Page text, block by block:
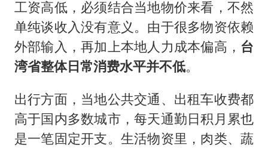
工资高低，必须结合当地物价来看，不然
单纯谈收入没有意义。由于很多物资依赖
外部输入，再加上本地人力成本偏高， 台
湾省整体日常消费水平并不低。
出行方面，当地公共交通、出租车收费都
高于国内多数城市，每天通勤日积月累也
是一笔固定开支。生活物资里，肉类、蔬